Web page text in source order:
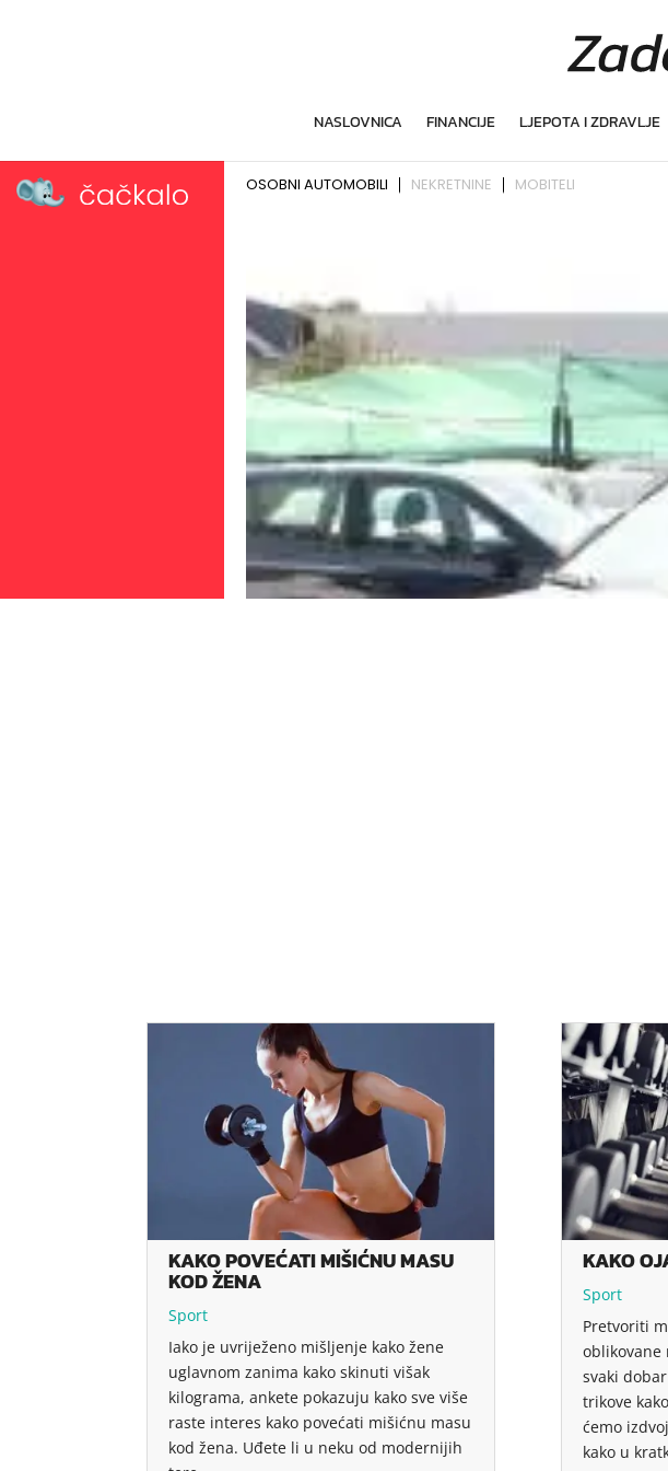
NASLOVNICA FINANCIJE LJEPOTA I ZDRAVLJE
KAKO POVEĆATI MIŠIĆNU MASU
KOD ŽENA
Sport
Iako je uvriježeno mišljenje kako žene
uglavnom zanima kako skinuti višak
kilograma, ankete pokazuju kako sve više
raste interes kako povećati mišićnu masu
kod žena. Uđete li u neku od modernijih
KAKO
Sport
Pretvoriti
oblikovane
svaki
trikove
ćemo
kako u